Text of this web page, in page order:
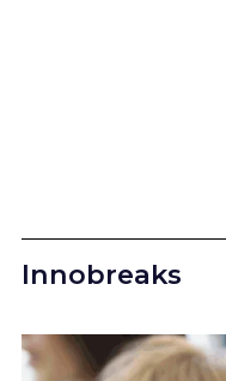
Innobreaks